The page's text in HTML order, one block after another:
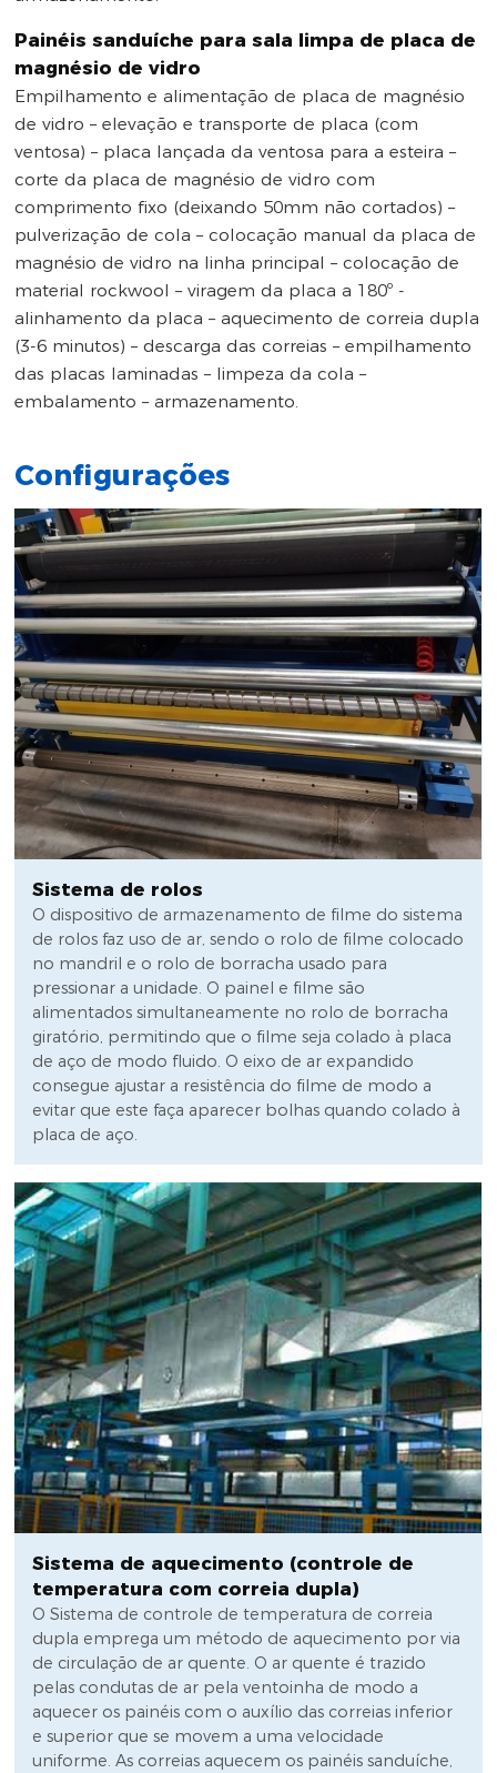
Painéis sanduíche para sala limpa de placa de
magnésio de vidro
Empilhamento e alimentação de placa de magnésio
de vidro – elevação e transporte de placa (com
ventosa) – placa lançada da ventosa para a esteira –
corte da placa de magnésio de vidro com
comprimento fixo (deixando 50mm não cortados) –
pulverização de cola – colocação manual da placa de
magnésio de vidro na linha principal – colocação de
material rockwool – viragem da placa a 180º -
alinhamento da placa – aquecimento de correia dupla
(3-6 minutos) – descarga das correias – empilhamento
das placas laminadas – limpeza da cola –
embalamento – armazenamento.
Configurações
Sistema de rolos
O dispositivo de armazenamento de filme do sistema
de rolos faz uso de ar, sendo o rolo de filme colocado
no mandril e o rolo de borracha usado para
pressionar a unidade. O painel e filme são
alimentados simultaneamente no rolo de borracha
giratório, permitindo que o filme seja colado à placa
de aço de modo fluido. O eixo de ar expandido
consegue ajustar a resistência do filme de modo a
evitar que este faça aparecer bolhas quando colado à
placa de aço.
Sistema de aquecimento (controle de
temperatura com correia dupla)
O Sistema de controle de temperatura de correia
dupla emprega um método de aquecimento por via
de circulação de ar quente. O ar quente é trazido
pelas condutas de ar pela ventoinha de modo a
aquecer os painéis com o auxílio das correias inferior
e superior que se movem a uma velocidade
uniforme. As correias aquecem os painéis sanduíche,